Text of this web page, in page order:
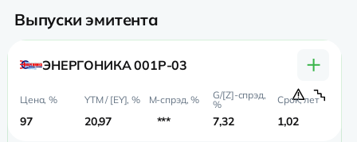
Выпуски эмитента
ЭНЕРГОНИКА 001Р-03 +
97 20,97 *** 7,32 1,02